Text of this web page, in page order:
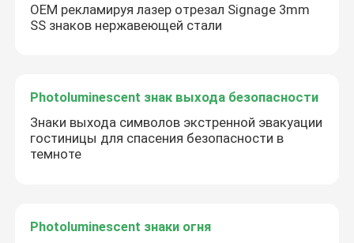
OEM рекламируя лазер отрезал Signage 3mm
SS знаков нержавеющей стали
Photoluminescent знак выхода безопасности
Знаки выхода символов экстренной эвакуации
гостиницы для спасения безопасности в
темноте
Photoluminescent знаки огня